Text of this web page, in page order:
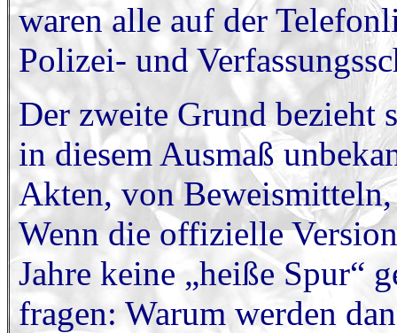
waren alle auf der
Polizei- und
Der zweite Grund bezieht
in diesem Ausmaß
Akten, von
Wenn die offizielle
Jahre keine „heiße Spur“
fragen: Warum werden